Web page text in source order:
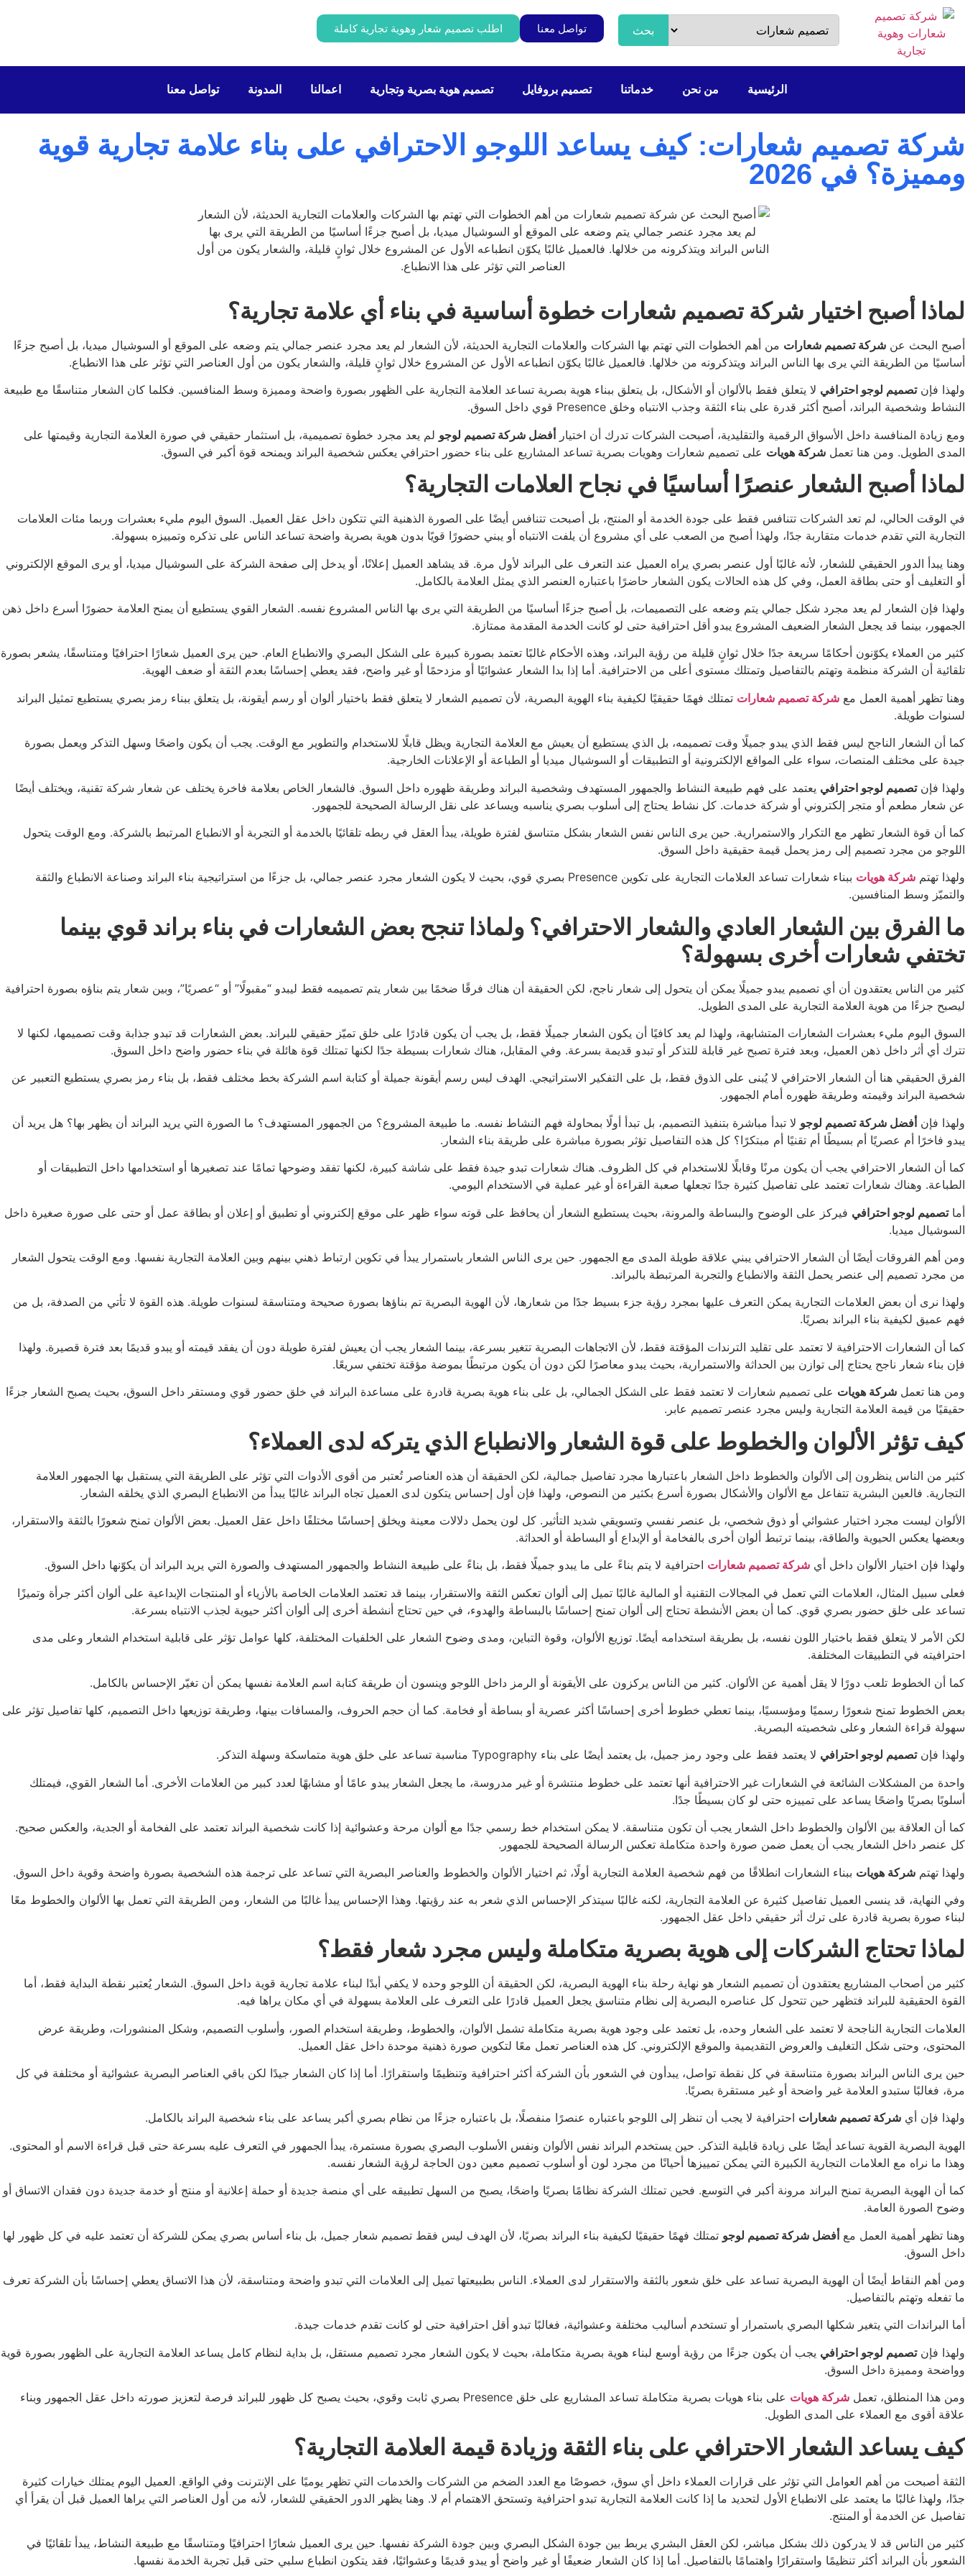
بحث تواصل معنا اطلب تصميم شعار وهوية تجارية كاملة
الرئيسية من نحن خدماتنا تصميم بروفايل تصميم هوية بصرية وتجارية اعمالنا المدونة تواصل معنا
شركة تصميم شعارات: كيف يساعد اللوجو الاحترافي على بناء علامة تجارية قوية
ومميزة؟ في 2026
لماذا أصبح اختيار شركة تصميم شعارات خطوة أساسية في بناء أي علامة تجارية؟
أصبح البحث عن شركة تصميم شعارات من أهم الخطوات التي تهتم بها الشركات والعلامات التجارية الحديثة، لأن الشعار لم يعد مجرد عنصر جمالي يتم وضعه على الموقع أو السوشيال ميديا، بل أصبح جزءًا
أساسيًا من الطريقة التي يرى بها الناس البراند ويتذكرونه من خلالها. فالعميل غالبًا يكوّن انطباعه الأول عن المشروع خلال ثوانٍ قليلة، والشعار يكون من أول العناصر التي تؤثر على هذا الانطباع.
ولهذا فإنتصميم لوجو احترافي لا يتعلق فقط بالألوان أو الأشكال، بل يتعلق ببناء هوية بصرية تساعد العلامة التجارية على الظهور بصورة واضحة ومميزة وسط المنافسين. فكلما كان الشعار متناسقًا مع طبيعة
النشاط وشخصية البراند، أصبح أكثر قدرة على بناء الثقة وجذب الانتباه وخلق Presence قوي داخل السوق.
ومع زيادة المنافسة داخل الأسواق الرقمية والتقليدية، أصبحت الشركات تدرك أن اختيارأفضل شركة تصميم لوجو لم يعد مجرد خطوة تصميمية، بل استثمار حقيقي في صورة العلامة التجارية وقيمتها على
المدى الطويل. ومن هنا تعمل شركة هويات على تصميم شعارات وهويات بصرية تساعد المشاريع على بناء حضور احترافي يعكس شخصية البراند ويمنحه قوة أكبر في السوق.
لماذا أصبح الشعار عنصرًا أساسيًا في نجاح العلامات التجارية؟
في الوقت الحالي، لم تعد الشركات تتنافس فقط على جودة الخدمة أو المنتج، بل أصبحت تتنافس أيضًا على الصورة الذهنية التي تتكون داخل عقل العميل. السوق اليوم مليء بعشرات وربما مئات العلامات
التجارية التي تقدم خدمات متقاربة جدًا، ولهذا أصبح من الصعب على أي مشروع أن يلفت الانتباه أو يبني حضورًا قويًا بدون هوية بصرية واضحة تساعد الناس على تذكره وتمييزه بسهولة.
وهنا يبدأ الدور الحقيقي للشعار، لأنه غالبًا أول عنصر بصري يراه العميل عند التعرف على البراند لأول مرة. قد يشاهد العميل إعلانًا، أو يدخل إلى صفحة الشركة على السوشيال ميديا، أو يرى الموقع الإلكتروني
أو التغليف أو حتى بطاقة العمل، وفي كل هذه الحالات يكون الشعار حاضرًا باعتباره العنصر الذي يمثل العلامة بالكامل.
ولهذا فإن الشعار لم يعد مجرد شكل جمالي يتم وضعه على التصميمات، بل أصبح جزءًا أساسيًا من الطريقة التي يرى بها الناس المشروع نفسه. الشعار القوي يستطيع أن يمنح العلامة حضورًا أسرع داخل ذهن
الجمهور، بينما قد يجعل الشعار الضعيف المشروع يبدو أقل احترافية حتى لو كانت الخدمة المقدمة ممتازة.
كثير من العملاء يكوّنون أحكامًا سريعة جدًا خلال ثوانٍ قليلة من رؤية البراند، وهذه الأحكام غالبًا تعتمد بصورة كبيرة على الشكل البصري والانطباع العام. حين يرى العميل شعارًا احترافيًا ومتناسقًا، يشعر بصورة
تلقائية أن الشركة منظمة وتهتم بالتفاصيل وتمتلك مستوى أعلى من الاحترافية. أما إذا بدا الشعار عشوائيًا أو مزدحمًا أو غير واضح، فقد يعطي إحساسًا بعدم الثقة أو ضعف الهوية.
وهنا تظهر أهمية العمل مع شركة تصميم شعارات تمتلك فهمًا حقيقيًا لكيفية بناء الهوية البصرية، لأن تصميم الشعار لا يتعلق فقط باختيار ألوان أو رسم أيقونة، بل يتعلق ببناء رمز بصري يستطيع تمثيل البراند
لسنوات طويلة.
كما أن الشعار الناجح ليس فقط الذي يبدو جميلًا وقت تصميمه، بل الذي يستطيع أن يعيش مع العلامة التجارية ويظل قابلًا للاستخدام والتطوير مع الوقت. يجب أن يكون واضحًا وسهل التذكر ويعمل بصورة
جيدة على مختلف المنصات، سواء على المواقع الإلكترونية أو التطبيقات أو السوشيال ميديا أو الطباعة أو الإعلانات الخارجية.
ولهذا فإنتصميم لوجو احترافي يعتمد على فهم طبيعة النشاط والجمهور المستهدف وشخصية البراند وطريقة ظهوره داخل السوق. فالشعار الخاص بعلامة فاخرة يختلف عن شعار شركة تقنية، ويختلف أيضًا
عن شعار مطعم أو متجر إلكتروني أو شركة خدمات. كل نشاط يحتاج إلى أسلوب بصري يناسبه ويساعد على نقل الرسالة الصحيحة للجمهور.
كما أن قوة الشعار تظهر مع التكرار والاستمرارية. حين يرى الناس نفس الشعار بشكل متناسق لفترة طويلة، يبدأ العقل في ربطه تلقائيًا بالخدمة أو التجربة أو الانطباع المرتبط بالشركة. ومع الوقت يتحول
اللوجو من مجرد تصميم إلى رمز يحمل قيمة حقيقية داخل السوق.
ولهذا تهتم شركة هويات
ببناء شعارات تساعد العلامات التجارية على تكوين Presence بصري قوي، بحيث لا يكون الشعار مجرد عنصر جمالي، بل جزءًا من استراتيجية بناء البراند وصناعة الانطباع والثقة
والتميّز وسط المنافسين.
ما الفرق بين الشعار العادي والشعار الاحترافي؟ ولماذا تنجح بعض الشعارات في بناء براند قوي بينما
تختفي شعارات أخرى بسهولة؟
كثير من الناس يعتقدون أن أي تصميم يبدو جميلًا يمكن أن يتحول إلى شعار ناجح، لكن الحقيقة أن هناك فرقًا ضخمًا بين شعار يتم تصميمه فقط ليبدو “مقبولًا” أو “عصريًا”، وبين شعار يتم بناؤه بصورة احترافية
ليصبح جزءًا من هوية العلامة التجارية على المدى الطويل.
السوق اليوم مليء بعشرات الشعارات المتشابهة، ولهذا لم يعد كافيًا أن يكون الشعار جميلًا فقط، بل يجب أن يكون قادرًا على خلق تميّز حقيقي للبراند. بعض الشعارات قد تبدو جذابة وقت تصميمها، لكنها لا
تترك أي أثر داخل ذهن العميل، وبعد فترة تصبح غير قابلة للتذكر أو تبدو قديمة بسرعة. وفي المقابل، هناك شعارات بسيطة جدًا لكنها تمتلك قوة هائلة في بناء حضور واضح داخل السوق.
الفرق الحقيقي هنا أن الشعار الاحترافي لا يُبنى على الذوق فقط، بل على التفكير الاستراتيجي. الهدف ليس رسم أيقونة جميلة أو كتابة اسم الشركة بخط مختلف فقط، بل بناء رمز بصري يستطيع التعبير عن
شخصية البراند وقيمته وطريقة ظهوره أمام الجمهور.
ولهذا فإنأفضل شركة تصميم لوجو لا تبدأ مباشرة بتنفيذ التصميم، بل تبدأ أولًا بمحاولة فهم النشاط نفسه. ما طبيعة المشروع؟ من الجمهور المستهدف؟ ما الصورة التي يريد البراند أن يظهر بها؟ هل يريد أن
يبدو فاخرًا أم عصريًا أم بسيطًا أم تقنيًا أم مبتكرًا؟ كل هذه التفاصيل تؤثر بصورة مباشرة على طريقة بناء الشعار.
كما أن الشعار الاحترافي يجب أن يكون مرنًا وقابلًا للاستخدام في كل الظروف. هناك شعارات تبدو جيدة فقط على شاشة كبيرة، لكنها تفقد وضوحها تمامًا عند تصغيرها أو استخدامها داخل التطبيقات أو
الطباعة. وهناك شعارات تعتمد على تفاصيل كثيرة جدًا تجعلها صعبة القراءة أو غير عملية في الاستخدام اليومي.
أماتصميم لوجو احترافي فيركز على الوضوح والبساطة والمرونة، بحيث يستطيع الشعار أن يحافظ على قوته سواء ظهر على موقع إلكتروني أو تطبيق أو إعلان أو بطاقة عمل أو حتى على صورة صغيرة داخل
السوشيال ميديا.
ومن أهم الفروقات أيضًا أن الشعار الاحترافي يبني علاقة طويلة المدى مع الجمهور. حين يرى الناس الشعار باستمرار يبدأ في تكوين ارتباط ذهني بينهم وبين العلامة التجارية نفسها. ومع الوقت يتحول الشعار
من مجرد تصميم إلى عنصر يحمل الثقة والانطباع والتجربة المرتبطة بالبراند.
ولهذا نرى أن بعض العلامات التجارية يمكن التعرف عليها بمجرد رؤية جزء بسيط جدًا من شعارها، لأن الهوية البصرية تم بناؤها بصورة صحيحة ومتناسقة لسنوات طويلة. هذه القوة لا تأتي من الصدفة، بل من
فهم عميق لكيفية بناء البراند بصريًا.
كما أن الشعارات الاحترافية لا تعتمد على تقليد الترندات المؤقتة فقط، لأن الاتجاهات البصرية تتغير بسرعة، بينما الشعار يجب أن يعيش لفترة طويلة دون أن يفقد قيمته أو يبدو قديمًا بعد فترة قصيرة. ولهذا
فإن بناء شعار ناجح يحتاج إلى توازن بين الحداثة والاستمرارية، بحيث يبدو معاصرًا لكن دون أن يكون مرتبطًا بموضة مؤقتة تختفي سريعًا.
ومن هنا تعمل شركة هويات على تصميم شعارات لا تعتمد فقط على الشكل الجمالي، بل على بناء هوية بصرية قادرة على مساعدة البراند في خلق حضور قوي ومستقر داخل السوق، بحيث يصبح الشعار جزءًا
حقيقيًا من قيمة العلامة التجارية وليس مجرد عنصر تصميم عابر.
كيف تؤثر الألوان والخطوط على قوة الشعار والانطباع الذي يتركه لدى العملاء؟
كثير من الناس ينظرون إلى الألوان والخطوط داخل الشعار باعتبارها مجرد تفاصيل جمالية، لكن الحقيقة أن هذه العناصر تُعتبر من أقوى الأدوات التي تؤثر على الطريقة التي يستقبل بها الجمهور العلامة
التجارية. فالعين البشرية تتفاعل مع الألوان والأشكال بصورة أسرع بكثير من النصوص، ولهذا فإن أول إحساس يتكون لدى العميل تجاه البراند غالبًا يبدأ من الانطباع البصري الذي يخلقه الشعار.
الألوان ليست مجرد اختيار عشوائي أو ذوق شخصي، بل عنصر نفسي وتسويقي شديد التأثير. كل لون يحمل دلالات معينة ويخلق إحساسًا مختلفًا داخل عقل العميل. بعض الألوان تمنح شعورًا بالثقة والاستقرار،
وبعضها يعكس الحيوية والطاقة، بينما ترتبط ألوان أخرى بالفخامة أو الإبداع أو البساطة أو الحداثة.
ولهذا فإن اختيار الألوان داخل أي شركة تصميم شعارات احترافية لا يتم بناءً على ما يبدو جميلًا فقط، بل بناءً على طبيعة النشاط والجمهور المستهدف والصورة التي يريد البراند أن يكوّنها داخل السوق.
فعلى سبيل المثال، العلامات التي تعمل في المجالات التقنية أو المالية غالبًا تميل إلى ألوان تعكس الثقة والاستقرار، بينما قد تعتمد العلامات الخاصة بالأزياء أو المنتجات الإبداعية على ألوان أكثر جرأة وتميزًا
تساعد على خلق حضور بصري قوي. كما أن بعض الأنشطة تحتاج إلى ألوان تمنح إحساسًا بالبساطة والهدوء، في حين تحتاج أنشطة أخرى إلى ألوان أكثر حيوية لجذب الانتباه بسرعة.
لكن الأمر لا يتعلق فقط باختيار اللون نفسه، بل بطريقة استخدامه أيضًا. توزيع الألوان، وقوة التباين، ومدى وضوح الشعار على الخلفيات المختلفة، كلها عوامل تؤثر على قابلية استخدام الشعار وعلى مدى
احترافيته في التطبيقات المختلفة.
كما أن الخطوط تلعب دورًا لا يقل أهمية عن الألوان. كثير من الناس يركزون على الأيقونة أو الرمز داخل اللوجو وينسون أن طريقة كتابة اسم العلامة نفسها يمكن أن تغيّر الإحساس بالكامل.
بعض الخطوط تمنح شعورًا رسميًا ومؤسسيًا، بينما تعطي خطوط أخرى إحساسًا أكثر عصرية أو بساطة أو فخامة. كما أن حجم الحروف، والمسافات بينها، وطريقة توزيعها داخل التصميم، كلها تفاصيل تؤثر على
سهولة قراءة الشعار وعلى شخصيته البصرية.
ولهذا فإنتصميم لوجو احترافي لا يعتمد فقط على وجود رمز جميل، بل يعتمد أيضًا على بناء Typography مناسبة تساعد على خلق هوية متماسكة وسهلة التذكر.
واحدة من المشكلات الشائعة في الشعارات غير الاحترافية أنها تعتمد على خطوط منتشرة أو غير مدروسة، ما يجعل الشعار يبدو عامًا أو مشابهًا لعدد كبير من العلامات الأخرى. أما الشعار القوي، فيمتلك
أسلوبًا بصريًا واضحًا يساعد على تمييزه حتى لو كان بسيطًا جدًا.
كما أن العلاقة بين الألوان والخطوط داخل الشعار يجب أن تكون متناسقة. لا يمكن استخدام خط رسمي جدًا مع ألوان مرحة وعشوائية إذا كانت شخصية البراند تعتمد على الفخامة أو الجدية، والعكس صحيح.
كل عنصر داخل الشعار يجب أن يعمل ضمن صورة واحدة متكاملة تعكس الرسالة الصحيحة للجمهور.
ولهذا تهتم شركة هويات ببناء الشعارات انطلاقًا من فهم شخصية العلامة التجارية أولًا، ثم اختيار الألوان والخطوط والعناصر البصرية التي تساعد على ترجمة هذه الشخصية بصورة واضحة وقوية داخل السوق.
وفي النهاية، قد ينسى العميل تفاصيل كثيرة عن العلامة التجارية، لكنه غالبًا سيتذكر الإحساس الذي شعر به عند رؤيتها. وهذا الإحساس يبدأ غالبًا من الشعار، ومن الطريقة التي تعمل بها الألوان والخطوط معًا
لبناء صورة بصرية قادرة على ترك أثر حقيقي داخل عقل الجمهور.
لماذا تحتاج الشركات إلى هوية بصرية متكاملة وليس مجرد شعار فقط؟
كثير من أصحاب المشاريع يعتقدون أن تصميم الشعار هو نهاية رحلة بناء الهوية البصرية، لكن الحقيقة أن اللوجو وحده لا يكفي أبدًا لبناء علامة تجارية قوية داخل السوق. الشعار يُعتبر نقطة البداية فقط، أما
القوة الحقيقية للبراند فتظهر حين تتحول كل عناصره البصرية إلى نظام متناسق يجعل العميل قادرًا على التعرف على العلامة بسهولة في أي مكان يراها فيه.
العلامات التجارية الناجحة لا تعتمد على الشعار وحده، بل تعتمد على وجود هوية بصرية متكاملة تشمل الألوان، والخطوط، وطريقة استخدام الصور، وأسلوب التصميم، وشكل المنشورات، وطريقة عرض
المحتوى، وحتى شكل التغليف والعروض التقديمية والموقع الإلكتروني. كل هذه العناصر تعمل معًا لتكوين صورة ذهنية موحدة داخل عقل العميل.
حين يرى الناس البراند بصورة متناسقة في كل نقطة تواصل، يبدأون في الشعور بأن الشركة أكثر احترافية وتنظيمًا واستقرارًا. أما إذا كان الشعار جيدًا لكن باقي العناصر البصرية عشوائية أو مختلفة في كل
مرة، فغالبًا ستبدو العلامة غير واضحة أو غير مستقرة بصريًا.
ولهذا فإن أي شركة تصميم شعارات احترافية لا يجب أن تنظر إلى اللوجو باعتباره عنصرًا منفصلًا، بل باعتباره جزءًا من نظام بصري أكبر يساعد على بناء شخصية البراند بالكامل.
الهوية البصرية القوية تساعد أيضًا على زيادة قابلية التذكر. حين يستخدم البراند نفس الألوان ونفس الأسلوب البصري بصورة مستمرة، يبدأ الجمهور في التعرف عليه بسرعة حتى قبل قراءة الاسم أو المحتوى.
وهذا ما نراه مع العلامات التجارية الكبيرة التي يمكن تمييزها أحيانًا من مجرد لون أو أسلوب تصميم معين دون الحاجة لرؤية الشعار نفسه.
كما أن الهوية البصرية تمنح البراند مرونة أكبر في التوسع. فحين تمتلك الشركة نظامًا بصريًا واضحًا، يصبح من السهل تطبيقه على أي منصة جديدة أو حملة إعلانية أو منتج أو خدمة جديدة دون فقدان الاتساق أو
وضوح الصورة العامة.
وهنا تظهر أهمية العمل معأفضل شركة تصميم لوجو تمتلك فهمًا حقيقيًا لكيفية بناء البراند بصريًا، لأن الهدف ليس فقط تصميم شعار جميل، بل بناء أساس بصري يمكن للشركة أن تعتمد عليه في كل ظهور لها
داخل السوق.
ومن أهم النقاط أيضًا أن الهوية البصرية تساعد على خلق شعور بالثقة والاستقرار لدى العملاء. الناس بطبيعتها تميل إلى العلامات التي تبدو واضحة ومتناسقة، لأن هذا الاتساق يعطي إحساسًا بأن الشركة تعرف
ما تفعله وتهتم بالتفاصيل.
أما البراندات التي يتغير شكلها البصري باستمرار أو تستخدم أساليب مختلفة وعشوائية، فغالبًا تبدو أقل احترافية حتى لو كانت تقدم خدمات جيدة.
ولهذا فإنتصميم لوجو احترافي يجب أن يكون جزءًا من رؤية أوسع لبناء هوية بصرية متكاملة، بحيث لا يكون الشعار مجرد تصميم مستقل، بل بداية لنظام كامل يساعد العلامة التجارية على الظهور بصورة قوية
وواضحة ومميزة داخل السوق.
ومن هذا المنطلق، تعمل شركة هويات
على بناء هويات بصرية متكاملة تساعد المشاريع على خلق Presence بصري ثابت وقوي، بحيث يصبح كل ظهور للبراند فرصة لتعزيز صورته داخل عقل الجمهور وبناء
علاقة أقوى مع العملاء على المدى الطويل.
كيف يساعد الشعار الاحترافي على بناء الثقة وزيادة قيمة العلامة التجارية؟
الثقة أصبحت من أهم العوامل التي تؤثر على قرارات العملاء داخل أي سوق، خصوصًا مع العدد الضخم من الشركات والخدمات التي تظهر يوميًا على الإنترنت وفي الواقع. العميل اليوم يمتلك خيارات كثيرة
جدًا، ولهذا غالبًا ما يعتمد على الانطباع الأول لتحديد ما إذا كانت العلامة التجارية تبدو احترافية وتستحق الاهتمام أم لا. وهنا يظهر الدور الحقيقي للشعار، لأنه من أول العناصر التي يراها العميل قبل أن يقرأ أي
تفاصيل عن الخدمة أو المنتج.
كثير من الناس قد لا يدركون ذلك بشكل مباشر، لكن العقل البشري يربط بين جودة الشكل البصري وبين جودة الشركة نفسها. حين يرى العميل شعارًا احترافيًا ومتناسقًا مع طبيعة النشاط، يبدأ تلقائيًا في
الشعور بأن البراند أكثر تنظيمًا واستقرارًا واهتمامًا بالتفاصيل. أما إذا كان الشعار ضعيفًا أو غير واضح أو يبدو قديمًا وعشوائيًا، فقد يتكون انطباع سلبي حتى قبل تجربة الخدمة نفسها.